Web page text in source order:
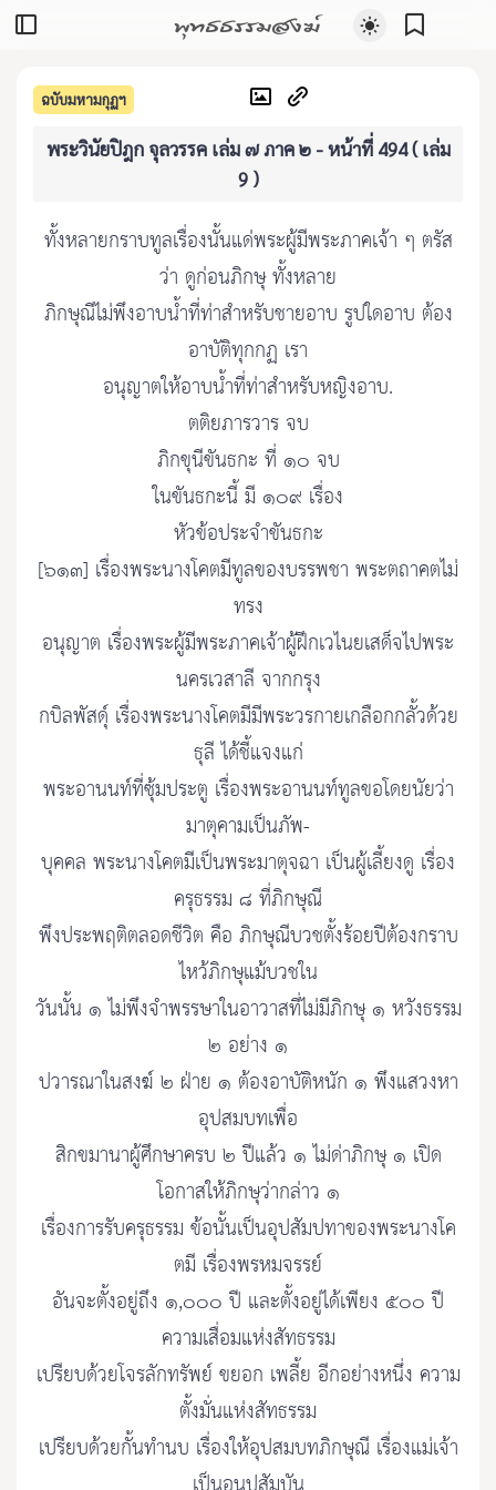
พุทธธรรมสงฆ์
ฉบับมหามกุฏฯ
พระวินัยปิฎก จุลวรรค เล่ม ๗ ภาค ๒ - หน้าที่ 494 ( เล่ม
9 )
ทั้งหลายกราบทูลเรื่องนั้นแด่พระผู้มีพระภาคเจ้า ๆ ตรัส
ว่า ดูก่อนภิกษุ ทั้งหลาย
ภิกษุณีไม่พึงอาบน้ำที่ท่าสำหรับชายอาบ รูปใดอาบ ต้อง
อาบัติทุกกฏ เรา
อนุญาตให้อาบน้ำที่ท่าสำหรับหญิงอาบ.
ตติยภารวาร จบ
ภิกขุนีขันธกะ ที่ ๑๐ จบ
ในขันธกะนี้ มี ๑๐๙ เรื่อง
หัวข้อประจำขันธกะ
[๖๑๓] เรื่องพระนางโคตมีทูลของบรรพชา พระตถาคตไม่
ทรง
อนุญาต เรื่องพระผู้มีพระภาคเจ้าผู้ฝึกเวไนยเสด็จไปพระ
นครเวสาลี จากกรุง
กบิลพัสดุ์ เรื่องพระนางโคตมีมีพระวรกายเกลือกกลั้วด้วย
ธุลี ได้ชี้แจงแก่
พระอานนท์ที่ซุ้มประตู เรื่องพระอานนท์ทูลขอโดยนัยว่า
มาตุคามเป็นภัพ-
บุคคล พระนางโคตมีเป็นพระมาตุจฉา เป็นผู้เลี้ยงดู เรื่อง
ครุธรรม ๘ ที่ภิกษุณี
พึงประพฤติตลอดชีวิต คือ ภิกษุณีบวชตั้งร้อยปีต้องกราบ
ไหว้ภิกษุแม้บวชใน
วันนั้น ๑ ไม่พึงจำพรรษาในอาวาสที่ไม่มีภิกษุ ๑ หวังธรรม
๒ อย่าง ๑
ปวารณาในสงฆ์ ๒ ฝ่าย ๑ ต้องอาบัติหนัก ๑ พึงแสวงหา
อุปสมบทเพื่อ
สิกขมานาผู้ศึกษาครบ ๒ ปีแล้ว ๑ ไม่ด่าภิกษุ ๑ เปิด
โอกาสให้ภิกษุว่ากล่าว ๑
เรื่องการรับครุธรรม ข้อนั้นเป็นอุปสัมปทาของพระนางโค
ตมี เรื่องพรหมจรรย์
อันจะตั้งอยู่ถึง ๑,๐๐๐ ปี และตั้งอยู่ได้เพียง ๕๐๐ ปี
ความเสื่อมแห่งสัทธรรม
เปรียบด้วยโจรลักทรัพย์ ขยอก เพลี้ย อีกอย่างหนึ่ง ความ
ตั้งมั่นแห่งสัทธรรม
เปรียบด้วยกั้นทำนบ เรื่องให้อุปสมบทภิกษุณี เรื่องแม่เจ้า